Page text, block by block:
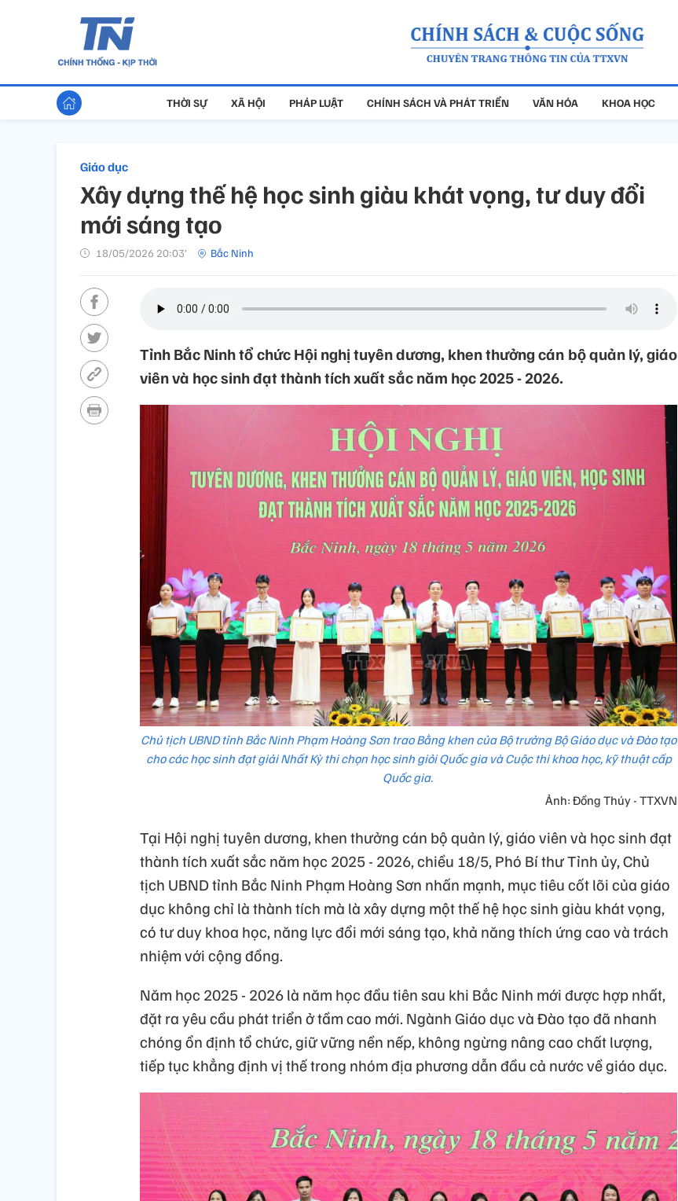
THỜI SỰ XÃ HỘI PHÁP LUẬT CHÍNH SÁCH VÀ PHÁT TRIỂN VĂN HÓA KHOA HỌC
Giáo dục
Xây dựng thế hệ học sinh giàu khát vọng, tư duy đổi
mới sáng tạo
18/05/2026 20:03’ Bắc Ninh
Tỉnh Bắc Ninh tổ chức Hội nghị tuyên dương, khen thưởng cán bộ quản lý, giáo
viên và học sinh đạt thành tích xuất sắc năm học 2025 - 2026.
Chủ tịch UBND tỉnh Bắc Ninh Phạm Hoàng Sơn trao Bằng khen của Bộ trưởng Bộ Giáo dục và Đào tạo
cho các học sinh đạt giải Nhất Kỳ thi chọn học sinh giỏi Quốc gia và Cuộc thi khoa học, kỹ thuật cấp
Quốc gia.
Ảnh: Đồng Thúy - TTXVN
Tại Hội nghị tuyên dương, khen thưởng cán bộ quản lý, giáo viên và học sinh đạt
thành tích xuất sắc năm học 2025 - 2026, chiều 18/5, Phó Bí thư Tỉnh ủy, Chủ
tịch UBND tỉnh Bắc Ninh Phạm Hoàng Sơn nhấn mạnh, mục tiêu cốt lõi của giáo
dục không chỉ là thành tích mà là xây dựng một thế hệ học sinh giàu khát vọng,
có tư duy khoa học, năng lực đổi mới sáng tạo, khả năng thích ứng cao và trách
nhiệm với cộng đồng.
Năm học 2025 - 2026 là năm học đầu tiên sau khi Bắc Ninh mới được hợp nhất,
đặt ra yêu cầu phát triển ở tầm cao mới. Ngành Giáo dục và Đào tạo đã nhanh
chóng ổn định tổ chức, giữ vững nền nếp, không ngừng nâng cao chất lượng,
tiếp tục khẳng định vị thế trong nhóm địa phương dẫn đầu cả nước về giáo dục.